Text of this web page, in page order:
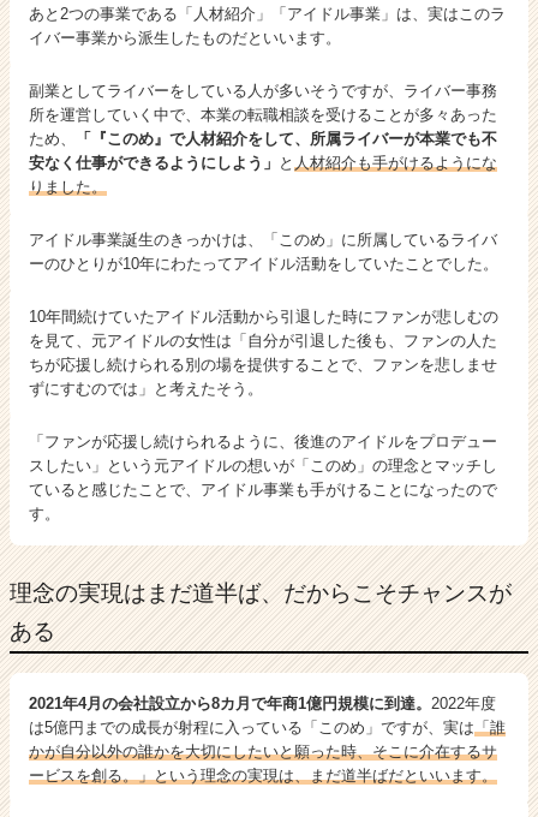
あと2つの事業である「人材紹介」「アイドル事業」は、実はこのラ
イバー事業から派生したものだといいます。
副業としてライバーをしている人が多いそうですが、ライバー事務
所を運営していく中で、本業の転職相談を受けることが多々あった
ため、
「『このめ』で人材紹介をして、所属ライバーが本業でも不
安なく仕事ができるようにしよう」 と 人材紹介も手がけるようにな
りました。
アイドル事業誕生のきっかけは、「このめ」に所属しているライバ
ーのひとりが10年にわたってアイドル活動をしていたことでした。
10年間続けていたアイドル活動から引退した時にファンが悲しむの
を見て、元アイドルの女性は「自分が引退した後も、ファンの人た
ちが応援し続けられる別の場を提供することで、ファンを悲しませ
ずにすむのでは」と考えたそう。
「ファンが応援し続けられるように、後進のアイドルをプロデュー
スしたい」という元アイドルの想いが「このめ」の理念とマッチし
ていると感じたことで、アイドル事業も手がけることになったので
す。
理念の実現はまだ道半ば、だからこそチャンスが
ある
2021年4月の会社設立から8カ月で年商1億円規模に到達。 2022年度
は5億円までの成長が射程に入っている「このめ」ですが、実は 「誰
かが自分以外の誰かを大切にしたいと願った時、そこに介在するサ
ービスを創る。」という理念の実現は、まだ道半ばだといいます。